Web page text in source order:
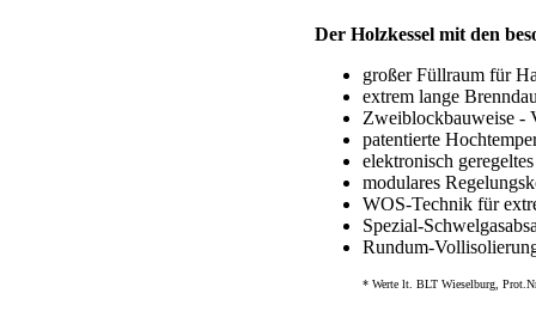
Der Holzkessel mit den
großer Füllraum für
extrem lange
Zweiblockbauweise -
patentierte
elektronisch
modulares
WOS-Technik für
Spezial-
Rundum-
* Werte lt. BLT Wieselburg,